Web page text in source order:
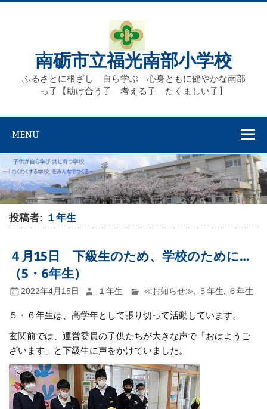
Skip
南砺市立福光南部小学校
ふるさとに根ざし 自ら学ぶ 心身ともに健やかな南部
っ子【助け合う子 考える子 たくましい子】
MENU
投稿者: １年生
４月15日 下級生のため、学校のために…
（5・6年生）
2022年4月15日 １年生 ≪お知らせ≫ ５年生 ６年生
５・６年生は、高学年として張り切って活動しています。
玄関前では、運営委員の子供たちが大きな声で「おはようご
ざいます」と下級生に声をかけていました。